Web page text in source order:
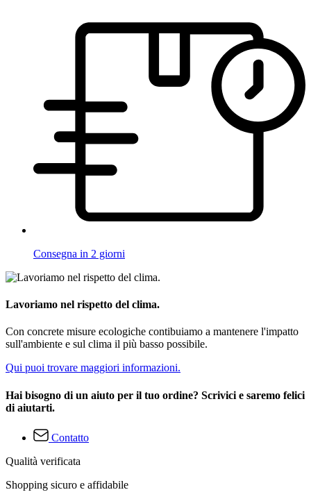
Consegna in 2 giorni
Lavoriamo nel rispetto del clima.
Con concrete misure ecologiche contibuiamo a mantenere l'impatto
sull'ambiente e sul clima il più basso possibile.
Qui puoi trovare maggiori informazioni.
Hai bisogno di un aiuto per il tuo ordine? Scrivici e saremo felici
di aiutarti.
Contatto
Qualità verificata
Shopping sicuro e affidabile